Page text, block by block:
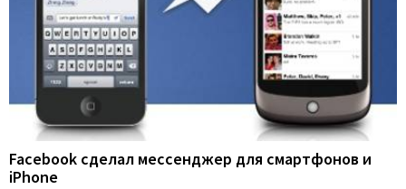
Facebook сделал мессенджер для смартфонов и
iPhone